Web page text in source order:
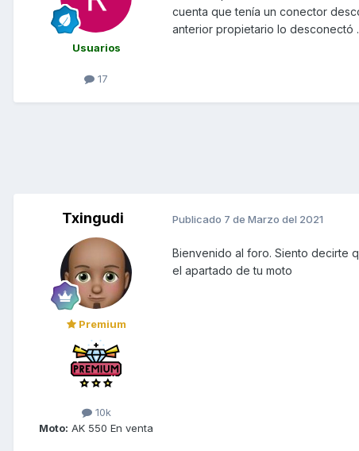
Usuarios
17
cuenta que tenía un conector
anterior propietario lo desconectó
Txingudi
Premium
10k
Moto: AK 550 En venta
Publicado 7 de Marzo del 2021
Bienvenido al foro. Siento decirte
el apartado de tu moto